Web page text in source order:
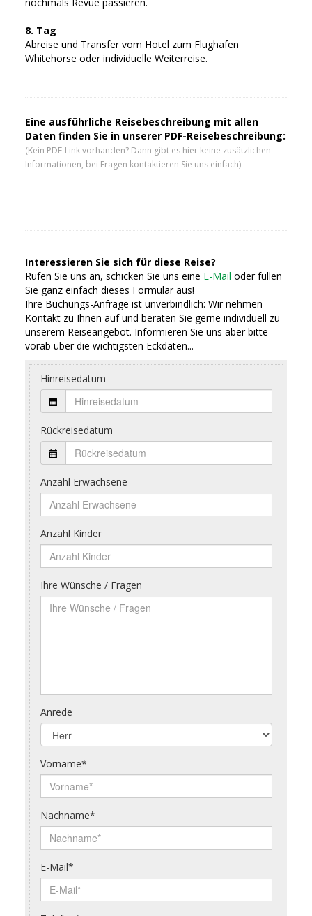
8. Tag
Abreise und Transfer vom Hotel zum Flughafen
Whitehorse oder individuelle Weiterreise.
Eine ausführliche Reisebeschreibung mit allen
Daten finden Sie in unserer PDF-Reisebeschreibung:
(Kein PDF-Link vorhanden? Dann gibt es hier keine zusätzlichen
Informationen, bei Fragen kontaktieren Sie uns einfach)
Interessieren Sie sich für diese Reise?
Rufen Sie uns an, schicken Sie uns eine E-Mail oder füllen
Sie ganz einfach dieses Formular aus!
Ihre Buchungs-Anfrage ist unverbindlich: Wir nehmen
Kontakt zu Ihnen auf und beraten Sie gerne individuell zu
unserem Reiseangebot. Informieren Sie uns aber bitte
vorab über die wichtigsten Eckdaten...